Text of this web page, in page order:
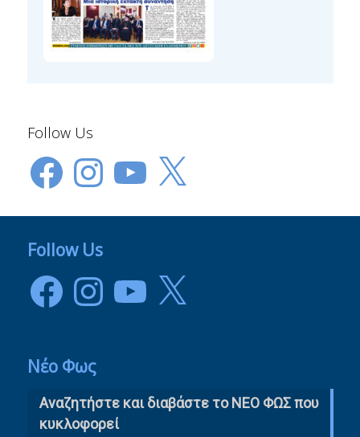
Follow Us
FacebookInstagramYouTube
X
Follow Us
FacebookInstagramYouTube
X
Νέο Φως
Αναζητήστε και διαβάστε το NΕΟ ΦΩΣ που
κυκλοφορεί